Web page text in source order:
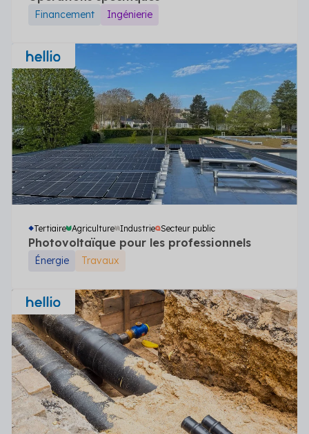
Financement Ingénierie
Tertiaire Agriculture Industrie Secteur public
Photovoltaïque pour les professionnels
Énergie Travaux